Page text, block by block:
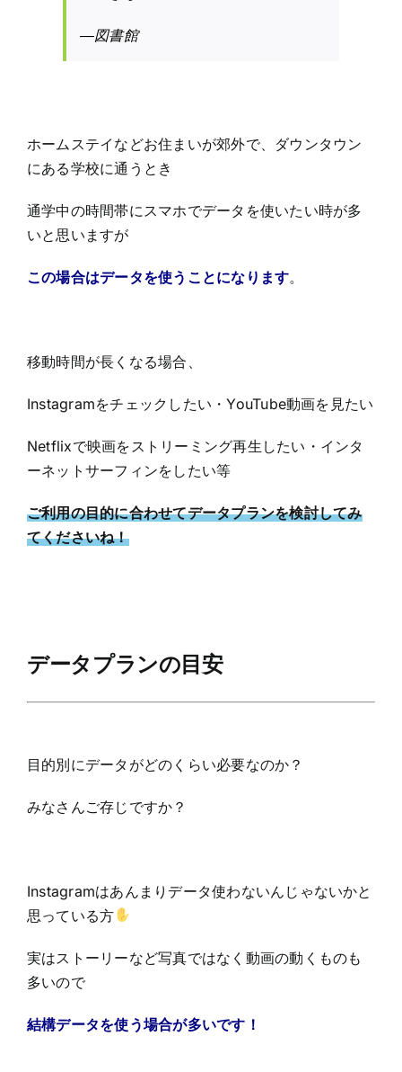
―図書館
ホームステイなどお住まいが郊外で、ダウンタウン
にある学校に通うとき
通学中の時間帯にスマホでデータを使いたい時が多
いと思いますが
この場合はデータを使うことになります。
移動時間が長くなる場合、
Instagramをチェックしたい・YouTube動画を見たい
Netflixで映画をストリーミング再生したい・インタ
ーネットサーフィンをしたい等
ご利用の目的に合わせてデータプランを検討してみ
てくださいね！
データプランの目安
目的別にデータがどのくらい必要なのか？
みなさんご存じですか？
Instagramはあんまりデータ使わないんじゃないかと
思っている方
実はストーリーなど写真ではなく動画の動くものも
多いので
結構データを使う場合が多いです！